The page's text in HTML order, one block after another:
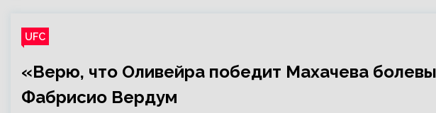
UFC
«Верю, что Оливейра победит Махачева
Фабрисио Вердум